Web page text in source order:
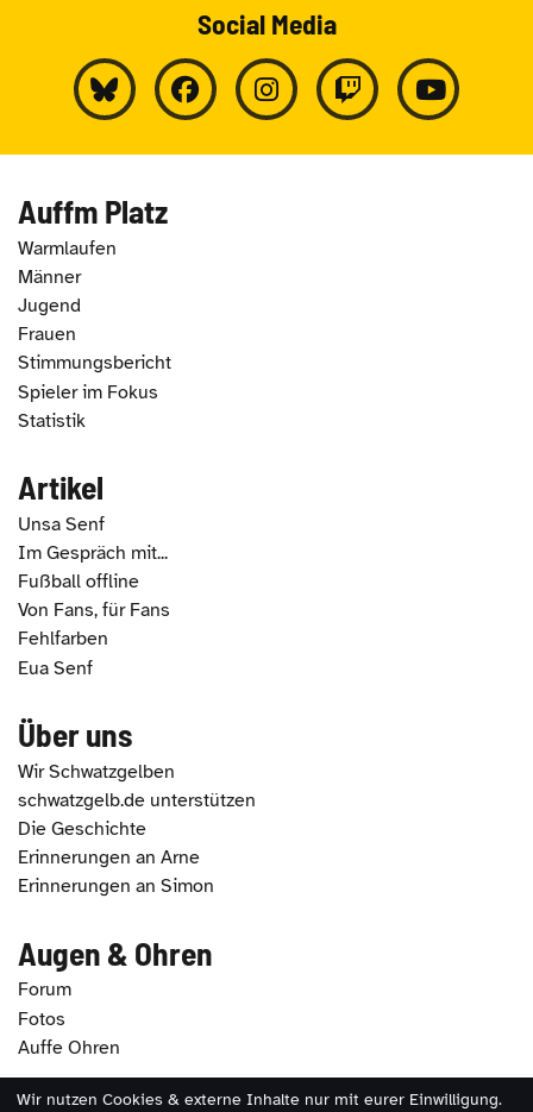
Social Media
Auffm Platz
Warmlaufen
Männer
Jugend
Frauen
Stimmungsbericht
Spieler im Fokus
Statistik
Artikel
Unsa Senf
Im Gespräch mit...
Fußball offline
Von Fans, für Fans
Fehlfarben
Eua Senf
Über uns
Wir Schwatzgelben
schwatzgelb.de unterstützen
Die Geschichte
Erinnerungen an Arne
Erinnerungen an Simon
Augen & Ohren
Forum
Fotos
Auffe Ohren
Wir nutzen Cookies & externe Inhalte nur mit eurer Einwilligung.